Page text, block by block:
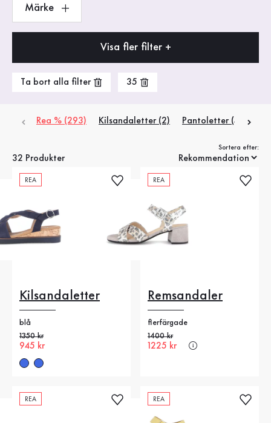
Märke
Visa fler filter +
Ta bort alla filter 35
Rea % (293) Kilsandaletter (2) Pantoletter (4)
32 Produkter
Sortera efter:
REA
Kilsandaletter
blå
Gammalt pris
1350 kr
Nytt pris
945 kr
REA
Remsandaler
flerfärgade
Gammalt pris
1400 kr
Nytt pris
1225 kr
REA REA